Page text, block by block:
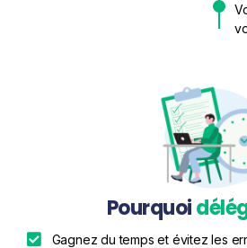
Pourquoi
Gagnez du temps et évitez les